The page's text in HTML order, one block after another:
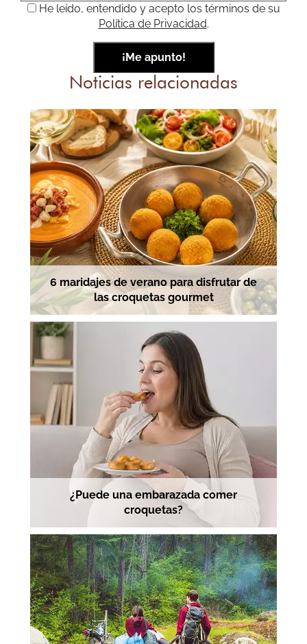
He leído, entendido y acepto los términos de su
Política de Privacidad.
Noticias relacionadas
6 maridajes de verano para disfrutar de
las croquetas gourmet
¿Puede una embarazada comer
croquetas?